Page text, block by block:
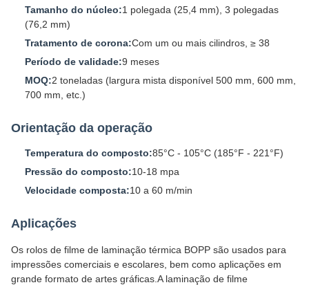
Tamanho do núcleo:1 polegada (25,4 mm), 3 polegadas
(76,2 mm)
Tratamento de corona:Com um ou mais cilindros, ≥ 38
Período de validade:9 meses
MOQ:2 toneladas (largura mista disponível 500 mm, 600 mm,
700 mm, etc.)
Orientação da operação
Temperatura do composto:85°C - 105°C (185°F - 221°F)
Pressão do composto:10-18 mpa
Velocidade composta:10 a 60 m/min
Aplicações
Os rolos de filme de laminação térmica BOPP são usados para
impressões comerciais e escolares, bem como aplicações em
grande formato de artes gráficas.A laminação de filme